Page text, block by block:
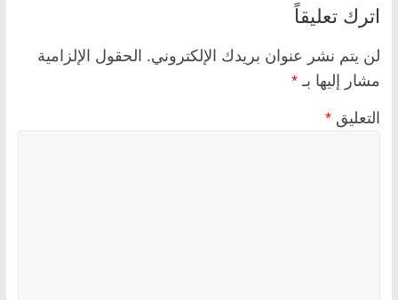
اترك تعليقاً
لن يتم نشر عنوان بريدك الإلكتروني. الحقول الإلزامية
مشار إليها بـ *
التعليق *